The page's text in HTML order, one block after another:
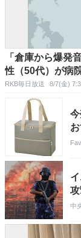
「倉庫から爆
性（50代）が病
RKB毎日放送 8/7(金)
中